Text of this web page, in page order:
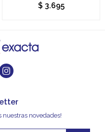
$ 3.695

nuestras novedades!